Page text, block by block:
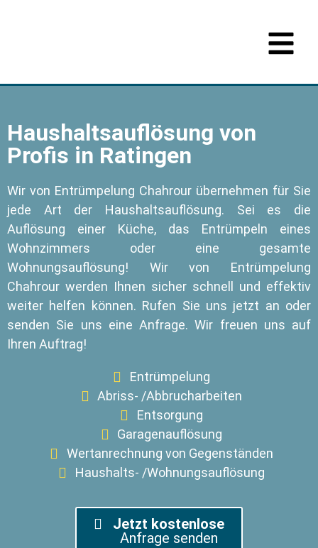
Haushaltsauflösung von
Profis in Ratingen
Wir von Entrümpelung Chahrour übernehmen für Sie
jede Art der Haushaltsauflösung. Sei es die
Auflösung einer Küche, das Entrümpeln eines
Wohnzimmers oder eine gesamte
Wohnungsauflösung! Wir von Entrümpelung
Chahrour werden Ihnen sicher schnell und effektiv
weiter helfen können. Rufen Sie uns jetzt an oder
senden Sie uns eine Anfrage. Wir freuen uns auf
Ihren Auftrag!
Entrümpelung
Abriss- /Abbrucharbeiten
Entsorgung
Garagenauflösung
Wertanrechnung von Gegenständen
Haushalts- /Wohnungsauflösung
Jetzt kostenlose
Anfrage senden